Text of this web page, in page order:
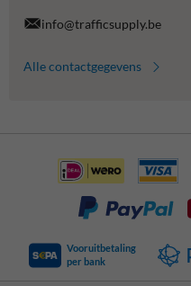
info@trafficsupply.be
Alle contactgegevens
Vooruitbetaling
per bank